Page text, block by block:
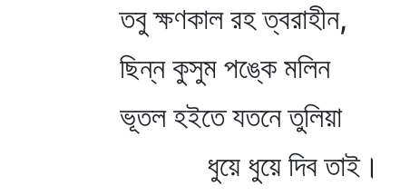
তবু ক্ষণকাল রহ ত্বরাহীন,
ছিন্ন কুসুম পঙ্কে মলিন
ভূতল হইতে যতনে তুলিয়া
ধুয়ে ধুয়ে দিব তাই।